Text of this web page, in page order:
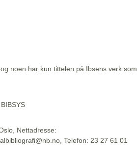
noen har kun tittelen på Ibsens verk som
Nettadresse:
Telefon: 23 27 61 01